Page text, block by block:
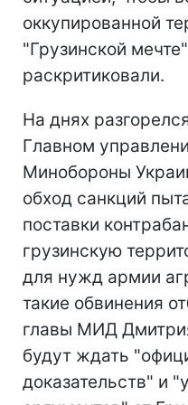
оккупированной
"Грузинской
раскритиковали.
На днях
Главном
Минобороны
обход санкций
поставки
грузинскую
для нужд армии
такие обвинения
главы МИД
будут ждать
доказательств" и